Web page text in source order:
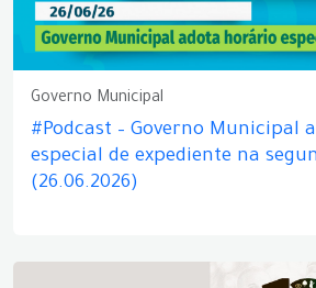
Governo Municipal
#Podcast – Governo Municipal
especial de expediente na
(26.06.2026)